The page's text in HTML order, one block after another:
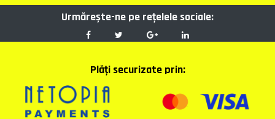
Urmărește-ne pe reţelele sociale:
Plăţi securizate prin: